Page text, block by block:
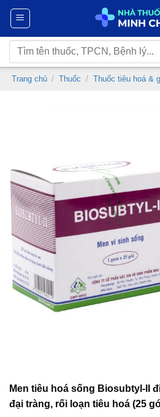
Chuyển
nội
dung
Tìm
kiếm:
Trang chủ / Thuốc / Thuốc tiêu hoá &
Men tiêu hoá sống Biosubtyl-II
đại tràng, rối loạn tiêu hoá (25